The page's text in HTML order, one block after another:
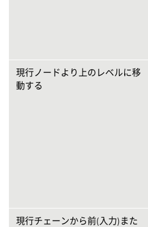
現行ノードより上のレベルに移
動する
現行チェーンから前(入力)また